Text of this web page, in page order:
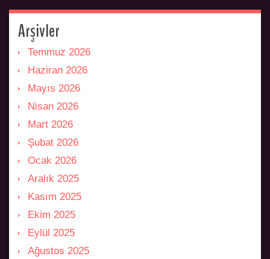
Arşivler
Temmuz 2026
Haziran 2026
Mayıs 2026
Nisan 2026
Mart 2026
Şubat 2026
Ocak 2026
Aralık 2025
Kasım 2025
Ekim 2025
Eylül 2025
Ağustos 2025